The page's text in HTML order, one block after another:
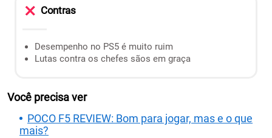
Contras
Desempenho no PS5 é muito ruim
Lutas contra os chefes sãos em graça
Você precisa ver
POCO F5 REVIEW: Bom para jogar, mas e o que
mais?